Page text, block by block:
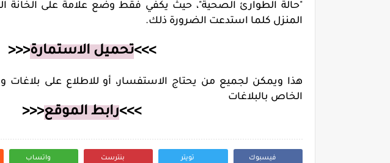
"حالة الطوارئ الصحية"، حيث يكفي فقط وضع علامة على الخانة
المنزل كلما استدعت الضرورة ذلك.
>>>تحميل الاستمارة<<<
هذا ويمكن لجميع من يحتاج الاستفسار، أو للاطلاع على بلاغات
الخاص بالبلاغات
>>>رابط الموقع<<<
فيسبوك تويتر بنترست واتساب